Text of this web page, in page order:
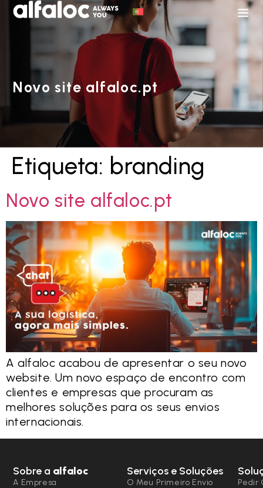
Novo site alfaloc.pt
Etiqueta: branding
Novo site alfaloc.pt
A alfaloc acabou de apresentar o seu novo
website. Um novo espaço de encontro com
clientes e empresas que procuram as
melhores soluções para os seus envios
internacionais.
Sobre a alfaloc
A Empresa
Serviços e Soluções
O Meu Primeiro Envio
Pedir